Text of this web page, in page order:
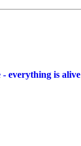
everything is alive